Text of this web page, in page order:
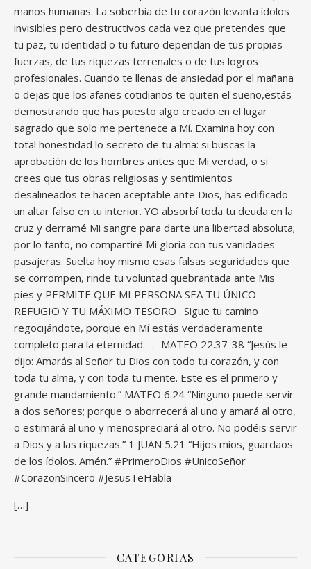
manos humanas. La soberbia de tu corazón levanta ídolos
invisibles pero destructivos cada vez que pretendes que
tu paz, tu identidad o tu futuro dependan de tus propias
fuerzas, de tus riquezas terrenales o de tus logros
profesionales. Cuando te llenas de ansiedad por el mañana
o dejas que los afanes cotidianos te quiten el sueño,estás
demostrando que has puesto algo creado en el lugar
sagrado que solo me pertenece a Mí. Examina hoy con
total honestidad lo secreto de tu alma: si buscas la
aprobación de los hombres antes que Mi verdad, o si
crees que tus obras religiosas y sentimientos
desalineados te hacen aceptable ante Dios, has edificado
un altar falso en tu interior. YO absorbí toda tu deuda en la
cruz y derramé Mi sangre para darte una libertad absoluta;
por lo tanto, no compartiré Mi gloria con tus vanidades
pasajeras. Suelta hoy mismo esas falsas seguridades que
se corrompen, rinde tu voluntad quebrantada ante Mis
pies y PERMITE QUE MI PERSONA SEA TU ÚNICO
REFUGIO Y TU MÁXIMO TESORO . Sigue tu camino
regocijándote, porque en Mí estás verdaderamente
completo para la eternidad. -.- MATEO 22.37-38 “Jesús le
dijo: Amarás al Señor tu Dios con todo tu corazón, y con
toda tu alma, y con toda tu mente. Este es el primero y
grande mandamiento.” MATEO 6.24 “Ninguno puede servir
a dos señores; porque o aborrecerá al uno y amará al otro,
o estimará al uno y menospreciará al otro. No podéis servir
a Dios y a las riquezas.” 1 JUAN 5.21 “Hijos míos, guardaos
de los ídolos. Amén.” #PrimeroDios #UnicoSeñor
#CorazonSincero #JesusTeHabla
[…]
CATEGORIAS